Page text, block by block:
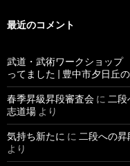
最近のコメント
武道・武術ワークショップ
ってました | 豊中市夕日丘
春季昇級昇段審査会 に 二
志道場 より
気持ち新たに に 二段への
より